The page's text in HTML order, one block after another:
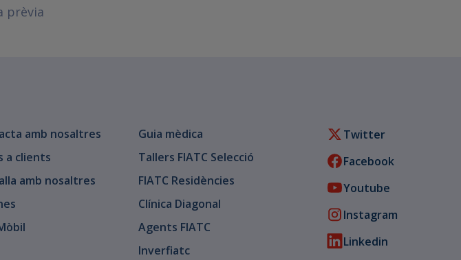
prèvia
amb nosaltres
a clients
amb nosaltres
Guia mèdica
Tallers FIATC Selecció
FIATC Residències
Clínica Diagonal
Agents FIATC
Inverfiatc
Twitter
Facebook
Youtube
Instagram
Linkedin